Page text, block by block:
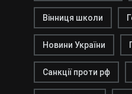
Вінниця школи
Новини України
Санкції проти рф